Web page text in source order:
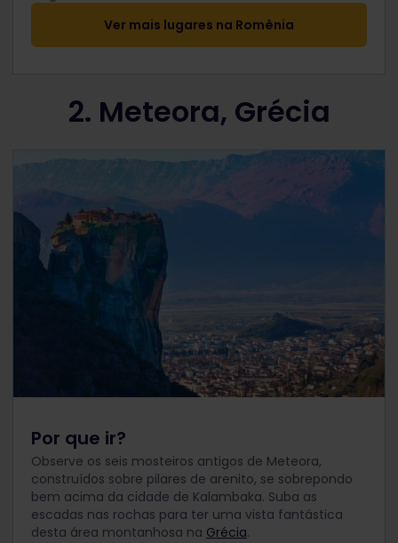
Ver mais lugares na Romênia
2. Meteora, Grécia
Por que ir?
Observe os seis mosteiros antigos de Meteora,
construídos sobre pilares de arenito, se sobrepondo
bem acima da cidade de Kalambaka. Suba as
escadas nas rochas para ter uma vista fantástica
desta área montanhosa na Grécia.